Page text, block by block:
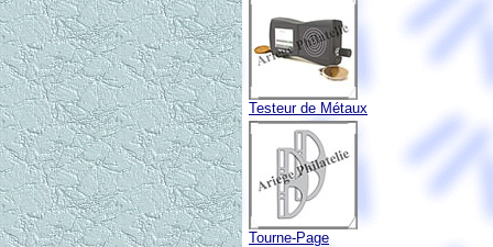
Testeur de Métaux
Tourne-Page